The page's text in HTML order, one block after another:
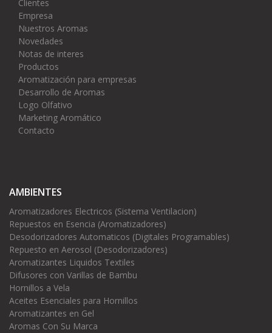
Clientes
Empresa
Nuestros Aromas
Novedades
Notas de interes
Productos
Aromatización para empresas
Desarrollo de Aromas
Logo Olfativo
Marketing Aromático
Contacto
AMBIENTES
Aromatizadores Electricos (Sistema Ventilacion)
Repuestos en Esencia (Aromatizadores)
Desodorizadores Automaticos (Digitales Programables)
Repuesto en Aerosol (Desodorizadores)
Aromatizantes Liquidos Textiles
Difusores con Varillas de Bambu
Hornillos a Vela
Aceites Esenciales para Hornillos
Aromatizantes en Gel
Aromas Con Su Marca